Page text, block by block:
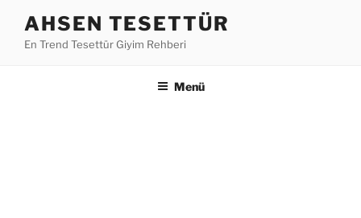
AHSEN TESETTÜR
En Trend Tesettür Giyim Rehberi
Menü